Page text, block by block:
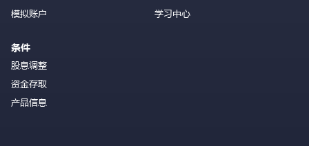
模拟账户
条件
股息调整
资金存取
产品信息
学习中心